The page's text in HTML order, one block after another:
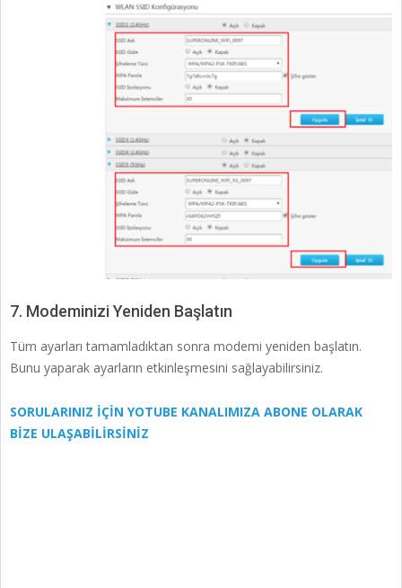
7. Modeminizi Yeniden Başlatın
Tüm ayarları tamamladıktan sonra modemi yeniden başlatın.
Bunu yaparak ayarların etkinleşmesini sağlayabilirsiniz.
SORULARINIZ İÇİN YOTUBE KANALIMIZA ABONE OLARAK
BİZE ULAŞABİLİRSİNİZ